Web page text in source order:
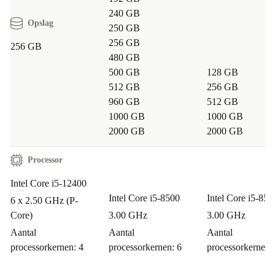
Hoe zit het met garantie en retourneren?
Je ontvangt altijd minimaal12 maanden garantie
30 dagen gratis retour
. Zo koop je
zorgeloos en profiteer je van maximale zekerheid.
Is deze desktop ook stil in gebruik?
Zeker. De ThinkCentre M70s G3 staat bekend om zijn
stille werking, ideaal voor geconcentreerd werken thuis
of op kantoor.
Voor wie is de refurbished Lenovo ThinkCentre M70s G3 ideaal?
Wie zoekt naar een krachtige, efficiënte desktop voor dagelijks
gebruik
Opslag
256 GB
240 GB
250 GB
256 GB
480 GB
500 GB
512 GB
960 GB
1000 GB
2000 GB
128 GB
256 GB
512 GB
1000 GB
2000 GB
Processor
Intel Core i5-12400
6 x 2.50 GHz (P-
Core)
Aantal
processorkernen: 4
Intel Core i5-8500
3.00 GHz
Aantal
processorkernen: 6
Intel Core i5-
3.00 GHz
Aantal
processorkernen: